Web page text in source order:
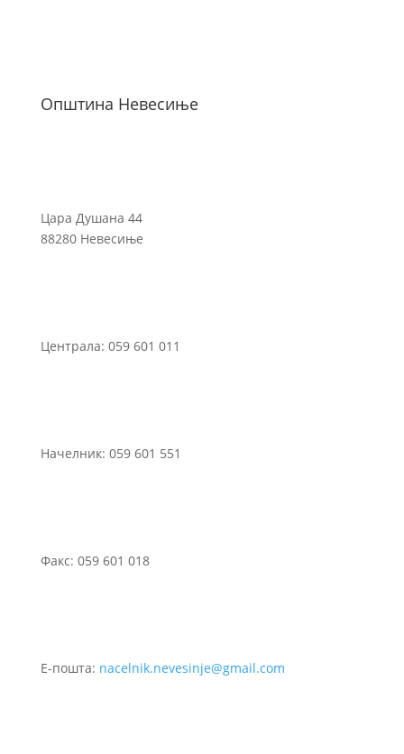
Општина Невесиње
Цара Душана 44
88280 Невесиње
Централа: 059 601 011
Начелник: 059 601 551
Факс: 059 601 018
Е-пошта: nacelnik.nevesinje@gmail.com